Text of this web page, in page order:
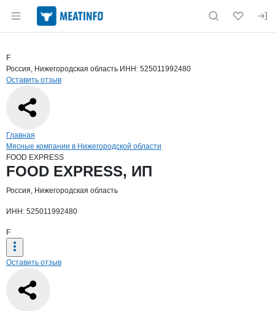
Раздел навигации по сайту meatinfo.ru
Страница компанииFOOD
Страница компании
Краткая информация о компании
F
Россия, Нижегородская область ИНН: 525011992480
Оставить отзыв
Навигация по сайту
Главная
Мясные компании в Нижегородской области
FOOD EXPRESS
Основная информация о компании
FOOD EXPRESS, ИП
Россия, Нижегородская область
ИНН: 525011992480
F
Оставить отзыв